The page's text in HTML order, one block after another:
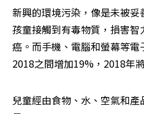
新興的環境污染，像是未被
孩童接觸到有毒物質，損害
癌。而手機、電腦和螢幕等
2018之間增加19%，2018年
兒童經由食物、水、空氣和